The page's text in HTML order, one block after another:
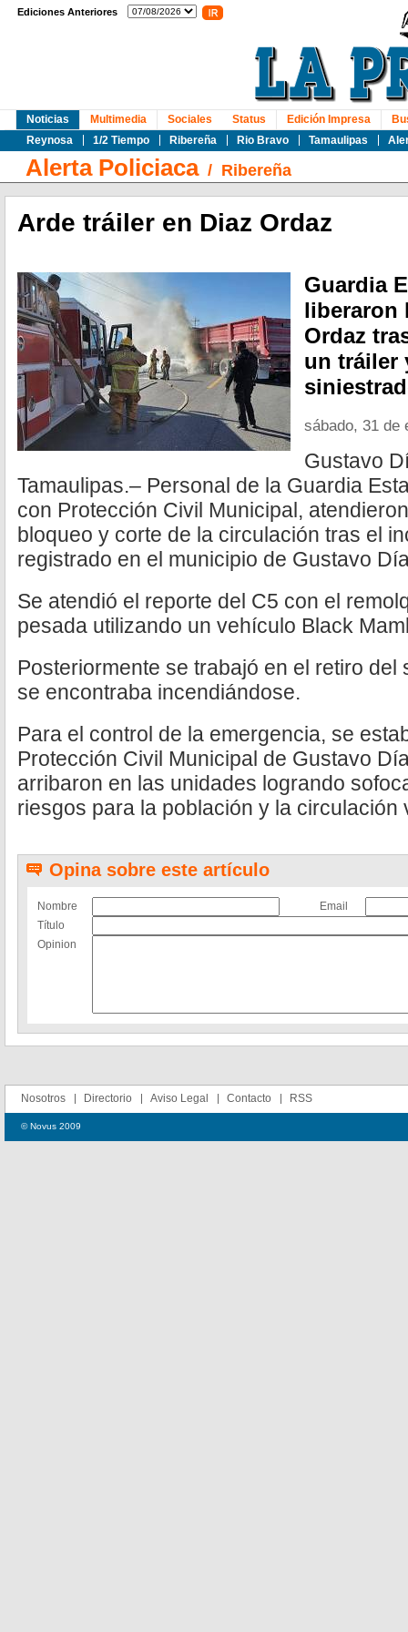
Ediciones Anteriores
Noticias
Reynosa
1/2 Tiempo Ribereña Rio Bravo Tamaulipas
Multimedia Sociales Status Edición Impresa
Alerta Policiaca/ Ribereña
Arde tráiler en Diaz Ordaz
Guardia
liberaron
Ordaz
un tráiler
sábado, 31 de
Gustavo
Tamaulipas.– Personal de la Guardia
con Protección Civil Municipal,
bloqueo y corte de la circulación tras el
registrado en el municipio de Gustavo
Se atendió el reporte del C5 con el
pesada utilizando un vehículo Black
Posteriormente se trabajó en el retiro
se encontraba incendiándose.
Para el control de la emergencia, se
Protección Civil Municipal de Gustavo
arribaron en las unidades logrando
riesgos para la población y la circulación
Opina sobre este artículo
Nombre
Email
Título
Opinion
Nosotros Directorio Aviso Legal Contacto RSS
© Novus 2009